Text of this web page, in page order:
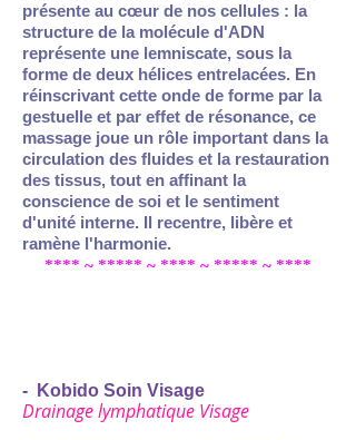
présente au cœur de nos cellules : la
structure de la molécule d'ADN
représente une lemniscate, sous la
forme de deux hélices entrelacées. En
réinscrivant cette onde de forme par la
gestuelle et par effet de résonance, ce
massage joue un rôle important dans la
circulation des fluides et la restauration
des tissus, tout en affinant la
conscience de soi et le sentiment
d'unité interne. Il recentre, libère et
ramène l'harmonie.
**** ~ ***** ~ **** ~ ***** ~ ****
- Kobido Soin Visage
Drainage lymphatique Visage